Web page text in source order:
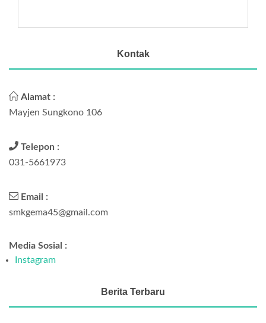
Kontak
Alamat :
Mayjen Sungkono 106
Telepon :
031-5661973
Email :
smkgema45@gmail.com
Media Sosial :
Instagram
Berita Terbaru